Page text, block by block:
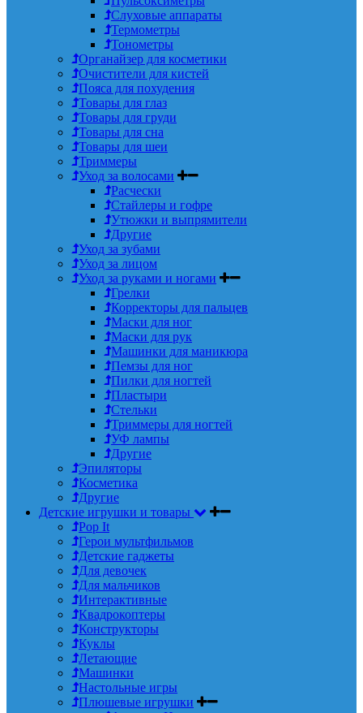
Слуховые аппараты
Термометры
Тонометры
Органайзер для косметики
Очистители для кистей
Пояса для похудения
Товары для глаз
Товары для груди
Товары для сна
Товары для шеи
Триммеры
Уход за волосами
Расчески
Стайлеры и гофре
Утюжки и выпрямители
Другие
Уход за зубами
Уход за лицом
Уход за руками и ногами
Грелки
Корректоры для пальцев
Маски для ног
Маски для рук
Машинки для маникюра
Пемзы для ног
Пилки для ногтей
Пластыри
Стельки
Триммеры для ногтей
УФ лампы
Другие
Эпиляторы
Косметика
Другие
Детские игрушки и товары
Pop It
Герои мультфильмов
Детские гаджеты
Для девочек
Для мальчиков
Интерактивные
Квадрокоптеры
Конструкторы
Куклы
Летающие
Машинки
Настольные игры
Плюшевые игрушки